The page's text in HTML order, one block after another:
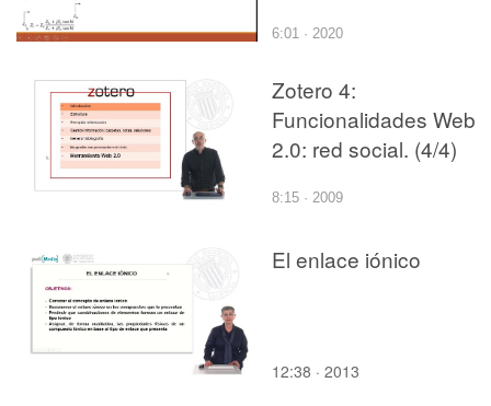
6:01 · 2020
Zotero 4:
Funcionalidades Web
2.0: red social. (4/4)
8:15 · 2009
El enlace iónico
12:38 · 2013